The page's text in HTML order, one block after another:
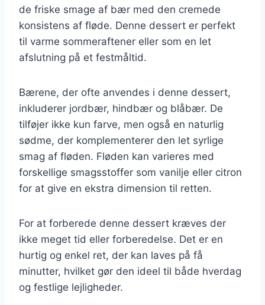
de friske smage af bær med den cremede
konsistens af fløde. Denne dessert er perfekt
til varme sommeraftener eller som en let
afslutning på et festmåltid.
Bærene, der ofte anvendes i denne dessert,
inkluderer jordbær, hindbær og blåbær. De
tilføjer ikke kun farve, men også en naturlig
sødme, der komplementerer den let syrlige
smag af fløden. Fløden kan varieres med
forskellige smagsstoffer som vanilje eller citron
for at give en ekstra dimension til retten.
For at forberede denne dessert kræves der
ikke meget tid eller forberedelse. Det er en
hurtig og enkel ret, der kan laves på få
minutter, hvilket gør den ideel til både hverdag
og festlige lejligheder.